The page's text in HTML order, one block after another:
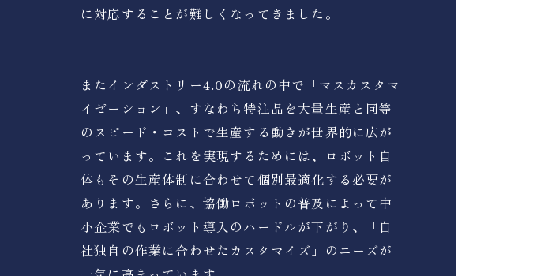
に対応することが難しくなってきました。
またインダストリー4.0の流れの中で「マスカスタマ
イゼーション」、すなわち特注品を大量生産と同等
のスピード・コストで生産する動きが世界的に広が
っています。これを実現するためには、ロボット自
体もその生産体制に合わせて個別最適化する必要が
あります。さらに、協働ロボットの普及によって中
小企業でもロボット導入のハードルが下がり、「自
社独自の作業に合わせたカスタマイズ」のニーズが